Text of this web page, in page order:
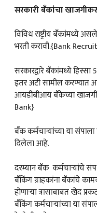
सरकारी बँकांचा
विविध राष्ट्रीय बँकांमध्ये
भरती करावी.{Bank
सरकारद्वारे बँकांमध्ये
इतर अटी सामील
आयडीबीआय बँकेच्या
Bank}
बँक कर्मचाऱ्यांच्या या
दिलेला आहे.
दरम्यान बँक कर्मचाऱ्यांचे
बँकिंग ग्राहकांना बँकांचे
होणाऱ्या त्रासाबाबत खेद
बँकिंग कर्मचाऱ्यांच्या या